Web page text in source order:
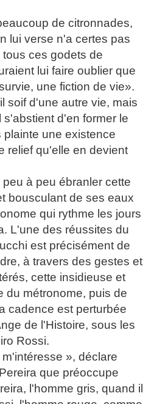
de citronnades,
lui verse n'a certes pas
tous ces godets de
lui faire oublier que
une fiction de vie».
soif d'une autre vie, mais
d'en former le
une existence
relief qu'elle en devient
à peu ébranler cette
bousculant de ses eaux
qui rythme les jours
L'une des réussites du
est précisément de
à travers des gestes et
cette insidieuse et
du métronome, puis de
cadence est perturbée
de l'Histoire, sous les
Rossi.
», déclare
que préoccupe
l'homme gris, quand il